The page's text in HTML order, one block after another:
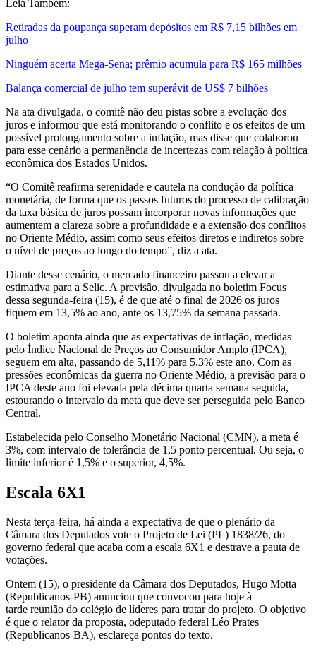
Leia Também:
Retiradas da poupança superam depósitos em R$ 7,15 bilhões em
julho
Ninguém acerta Mega-Sena; prêmio acumula para R$ 165 milhões
Balança comercial de julho tem superávit de US$ 7 bilhões
Na ata divulgada, o comitê não deu pistas sobre a evolução dos
juros e informou que está monitorando o conflito e os efeitos de um
possível prolongamento sobre a inflação, mas disse que colaborou
para esse cenário a permanência de incertezas com relação à política
econômica dos Estados Unidos.
“O Comitê reafirma serenidade e cautela na condução da política
monetária, de forma que os passos futuros do processo de calibração
da taxa básica de juros possam incorporar novas informações que
aumentem a clareza sobre a profundidade e a extensão dos conflitos
no Oriente Médio, assim como seus efeitos diretos e indiretos sobre
o nível de preços ao longo do tempo”, diz a ata.
Diante desse cenário, o mercado financeiro passou a elevar a
estimativa para a Selic. A previsão, divulgada no boletim Focus
dessa segunda-feira (15), é de que até o final de 2026 os juros
fiquem em 13,5% ao ano, ante os 13,75% da semana passada.
O boletim aponta ainda que as expectativas de inflação, medidas
pelo Índice Nacional de Preços ao Consumidor Amplo (IPCA),
seguem em alta, passando de 5,11% para 5,3% este ano. Com as
pressões econômicas da guerra no Oriente Médio, a previsão para o
IPCA deste ano foi elevada pela décima quarta semana seguida,
estourando o intervalo da meta que deve ser perseguida pelo Banco
Central.
Estabelecida pelo Conselho Monetário Nacional (CMN), a meta é
3%, com intervalo de tolerância de 1,5 ponto percentual. Ou seja, o
limite inferior é 1,5% e o superior, 4,5%.
Escala 6X1
Nesta terça-feira, há ainda a expectativa de que o plenário da
Câmara dos Deputados vote o Projeto de Lei (PL) 1838/26, do
governo federal que acaba com a escala 6X1 e destrave a pauta de
votações.
Ontem (15), o presidente da Câmara dos Deputados, Hugo Motta
(Republicanos-PB) anunciou que convocou para hoje à
tarde reunião do colégio de líderes para tratar do projeto. O objetivo
é que o relator da proposta, odeputado federal Léo Prates
(Republicanos-BA), esclareça pontos do texto.